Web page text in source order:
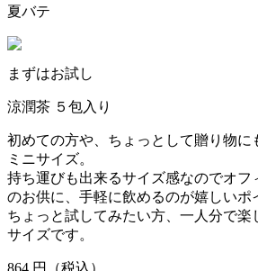
夏バテ
まずはお試し
涼潤茶 ５包入り
初めての方や、ちょっとして贈り物に
ミニサイズ。
持ち運びも出来るサイズ感なのでオフ
のお供に、手軽に飲めるのが嬉しいポ
ちょっと試してみたい方、一人分で楽
サイズです。